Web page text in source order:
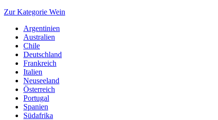
Zur Kategorie Wein
Argentinien
Australien
Chile
Deutschland
Frankreich
Italien
Neuseeland
Österreich
Portugal
Spanien
Südafrika